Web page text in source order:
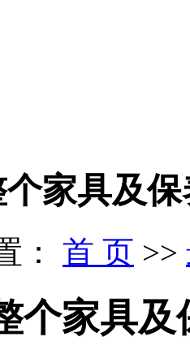
家具及保
： 首 页 >>
个家具及